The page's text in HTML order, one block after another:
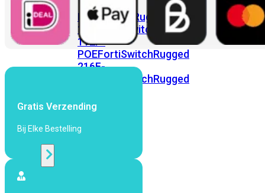
FortiSwitchRugged
108F
FortiSwitchRugged
112F-
POEFortiSwitchRugged
216F-
FortiSwitchRugged
POE
Gratis Verzending
Bij Elke Bestelling